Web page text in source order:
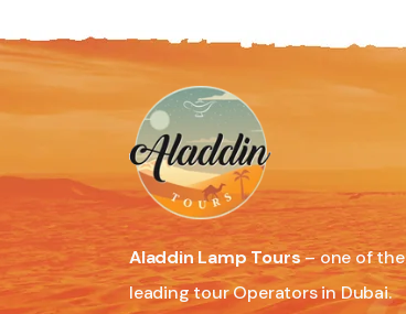
Aladdin Lamp Tours– one of the
leading tour Operators in Dubai.